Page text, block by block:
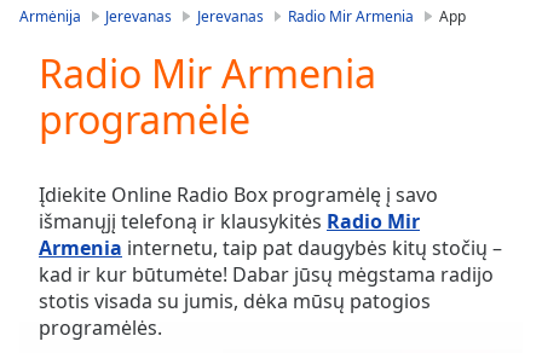
Video
Skip
Skip
Forward
Mute
Current
Time0:00
Duration-:-
Armėnija Jerevanas Jerevanas Radio Mir Armenia App
Radio Mir Armenia
programėlė
Įdiekite Online Radio Box programėlę į savo
išmanųjį telefoną ir klausykitės Radio Mir
Armenia internetu, taip pat daugybės kitų stočių –
kad ir kur būtumėte! Dabar jūsų mėgstama radijo
stotis visada su jumis, dėka mūsų patogios
programėlės.